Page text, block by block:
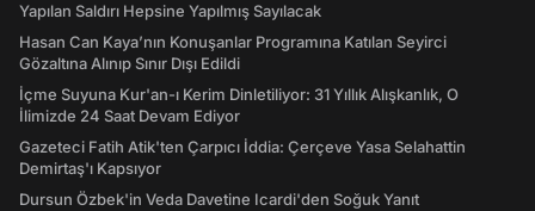
Yapılan Saldırı Hepsine Yapılmış Sayılacak
Hasan Can Kaya’nın Konuşanlar Programına Katılan Seyirci
Gözaltına Alınıp Sınır Dışı Edildi
İçme Suyuna Kur'an-ı Kerim Dinletiliyor: 31 Yıllık Alışkanlık, O
İlimizde 24 Saat Devam Ediyor
Gazeteci Fatih Atik'ten Çarpıcı İddia: Çerçeve Yasa Selahattin
Demirtaş'ı Kapsıyor
Dursun Özbek'in Veda Davetine Icardi'den Soğuk Yanıt